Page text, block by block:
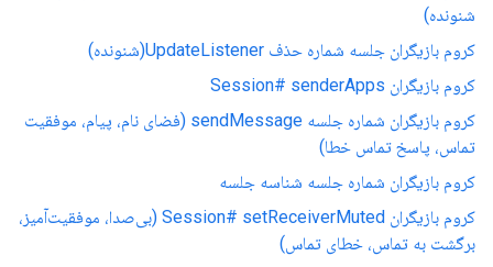
شنونده)
کروم بازیگران جلسه شماره حذف UpdateListener(شنونده)
کروم بازیگران Session# senderApps
کروم بازیگران شماره جلسه sendMessage (فضای نام، پیام، موفقیت
تماس، پاسخ تماس خطا)
کروم بازیگران شماره جلسه شناسه جلسه
کروم بازیگران Session# setReceiverMuted (بی‌صدا، موفقیت‌آمیز،
برگشت به تماس، خطای تماس)